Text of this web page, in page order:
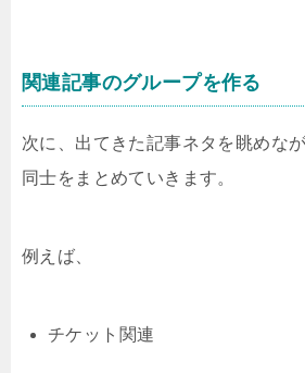
関連記事のグループを作る
次に、出てきた記事ネタを眺めな
同士をまとめていきます。
例えば、
チケット関連